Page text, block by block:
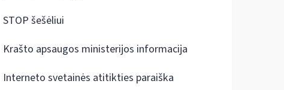
STOP šešėliui
Krašto apsaugos ministerijos informacija
Interneto svetainės atitikties paraiška